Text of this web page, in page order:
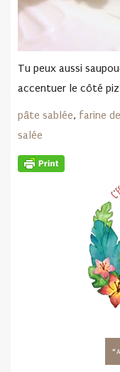
Tu peux aussi
accentuer le côté
pâte sablée, farine
salée